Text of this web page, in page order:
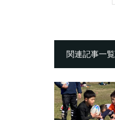
関連記事一覧